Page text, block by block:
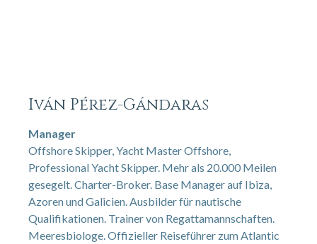
Iván Pérez-Gándaras
Manager
Offshore Skipper, Yacht Master Offshore,
Professional Yacht Skipper. Mehr als 20.000 Meilen
gesegelt. Charter-Broker. Base Manager auf Ibiza,
Azoren und Galicien. Ausbilder für nautische
Qualifikationen. Trainer von Regattamannschaften.
Meeresbiologe. Offizieller Reiseführer zum Atlantic